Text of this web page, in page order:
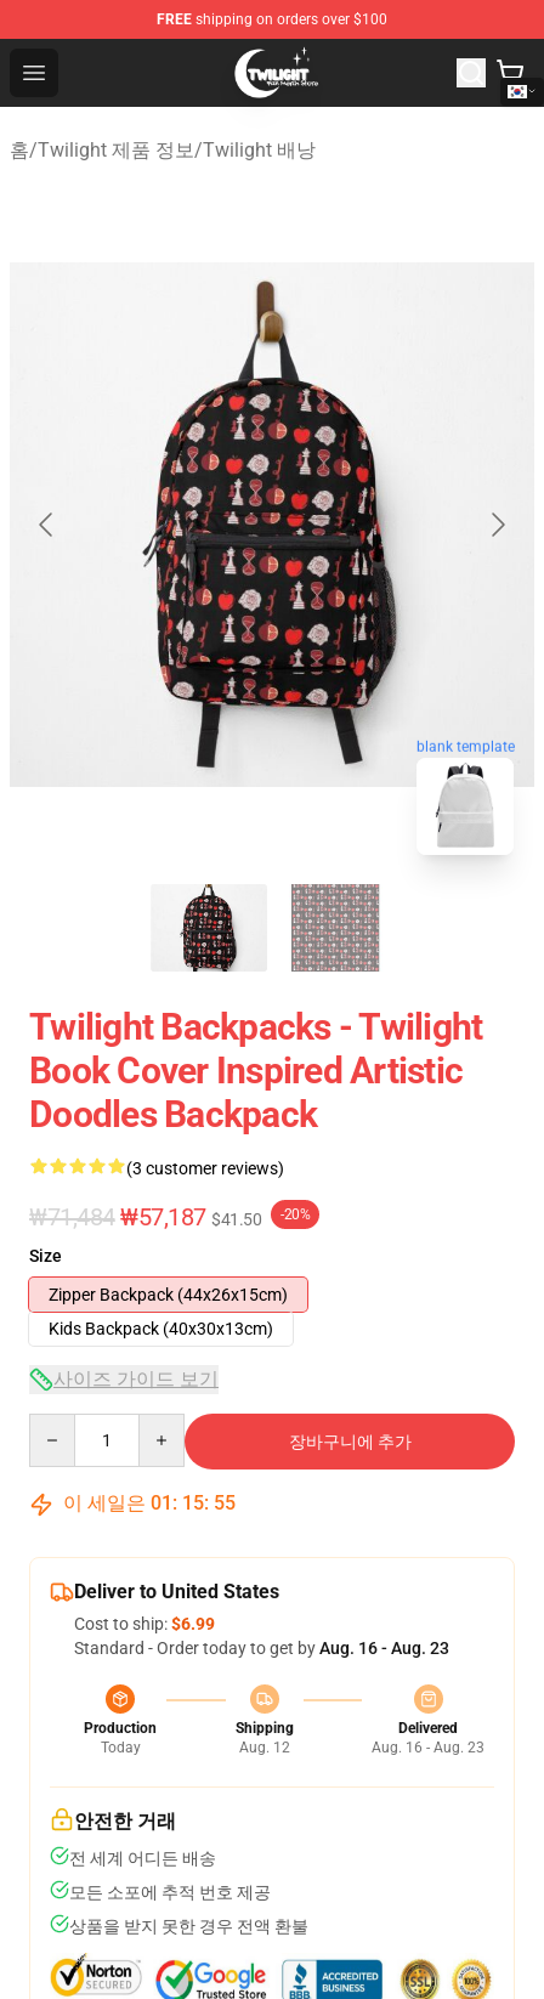
FREE shipping on orders over $100
Open menu
Twilight Store - Official Twilight Merchandise Shop
홈/Twilight 제품 정보/Twilight 배낭
blank template
Twilight Backpacks - Twilight
Book Cover Inspired Artistic
Doodles Backpack
(3 customer reviews)
₩71,484₩57,187 $41.50 -20%
Size
Zipper Backpack (44x26x15cm)
Kids Backpack (40x30x13cm)
사이즈 가이드 보기
장바구니에 추가
이 세일은 01 : 15: 54
Deliver to United States
Cost to ship:$6.99
Standard - Order today to get byAug. 16 - Aug. 23
Production
Today
Shipping
Aug. 12
Delivered
Aug. 16 - Aug. 23
안전한 거래
전 세계 어디든 배송
모든 소포에 추적 번호 제공
상품을 받지 못한 경우 전액 환불